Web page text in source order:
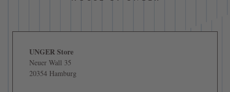
UNGER Store
Neuer Wall 35
20354 Hamburg